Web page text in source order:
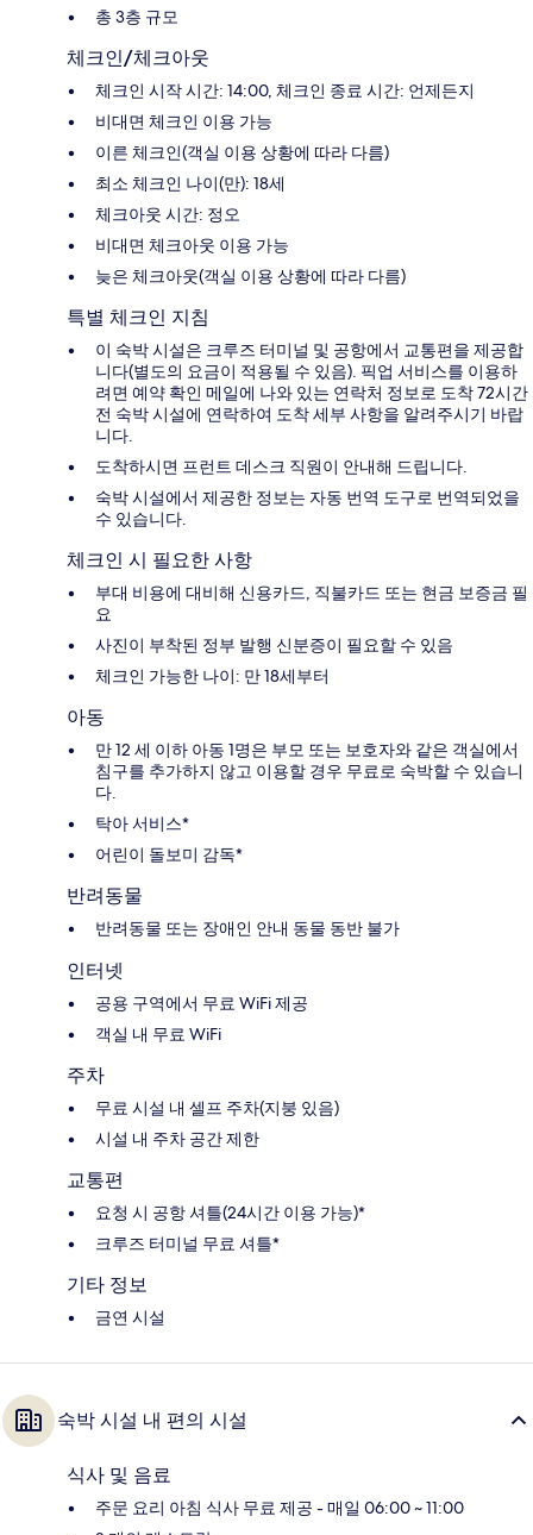
총 3층 규모
체크인/체크아웃
체크인 시작 시간: 14:00, 체크인 종료 시간: 언제든지
비대면 체크인 이용 가능
이른 체크인(객실 이용 상황에 따라 다름)
최소 체크인 나이(만): 18세
체크아웃 시간: 정오
비대면 체크아웃 이용 가능
늦은 체크아웃(객실 이용 상황에 따라 다름)
특별 체크인 지침
이 숙박 시설은 크루즈 터미널 및 공항에서 교통편을 제공합
니다(별도의 요금이 적용될 수 있음). 픽업 서비스를 이용하
려면 예약 확인 메일에 나와 있는 연락처 정보로 도착 72시간
전 숙박 시설에 연락하여 도착 세부 사항을 알려주시기 바랍
니다.
도착하시면 프런트 데스크 직원이 안내해 드립니다.
숙박 시설에서 제공한 정보는 자동 번역 도구로 번역되었을
수 있습니다.
체크인 시 필요한 사항
부대 비용에 대비해 신용카드, 직불카드 또는 현금 보증금 필
요
사진이 부착된 정부 발행 신분증이 필요할 수 있음
체크인 가능한 나이: 만 18세부터
아동
만 12 세 이하 아동 1명은 부모 또는 보호자와 같은 객실에서
침구를 추가하지 않고 이용할 경우 무료로 숙박할 수 있습니
다.
탁아 서비스*
어린이 돌보미 감독*
반려동물
반려동물 또는 장애인 안내 동물 동반 불가
인터넷
공용 구역에서 무료 WiFi 제공
객실 내 무료 WiFi
주차
무료 시설 내 셀프 주차(지붕 있음)
시설 내 주차 공간 제한
교통편
요청 시 공항 셔틀(24시간 이용 가능)*
크루즈 터미널 무료 셔틀*
기타 정보
금연 시설
숙박 시설 내 편의 시설
식사 및 음료
주문 요리 아침 식사 무료 제공 - 매일 06:00 ~ 11:00